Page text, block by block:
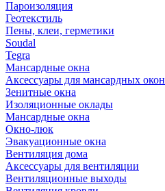
Пароизоляция
Геотекстиль
Пены, клеи, герметики
Soudal
Tegra
Мансардные окна
Аксессуары для мансардных окон
Зенитные окна
Изоляционные оклады
Мансардные окна
Окно-люк
Эвакуационные окна
Вентиляция дома
Аксессуары для вентиляции
Вентиляционные выходы